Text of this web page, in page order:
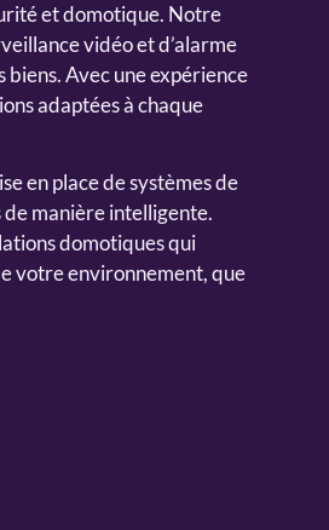
et domotique. Notre
vidéo et d’alarme
Avec une expérience
adaptées à chaque
en place de systèmes de
de manière intelligente.
domotiques qui
votre environnement, que